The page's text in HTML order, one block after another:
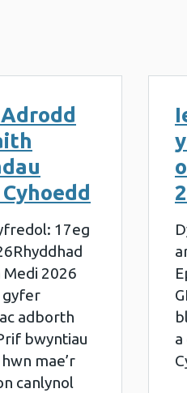
17eg
Medi 2026
gyfer
adborth
bwyntiau
mae’r
canlynol